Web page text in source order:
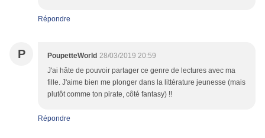
Répondre
P PoupetteWorld 28/03/2019 20:59
J'ai hâte de pouvoir partager ce genre de lectures avec ma
fille. J'aime bien me plonger dans la littérature jeunesse (mais
plutôt comme ton pirate, côté fantasy) !!
Répondre